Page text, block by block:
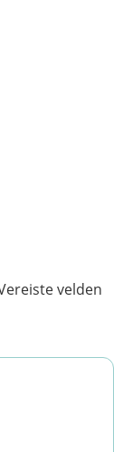
velden